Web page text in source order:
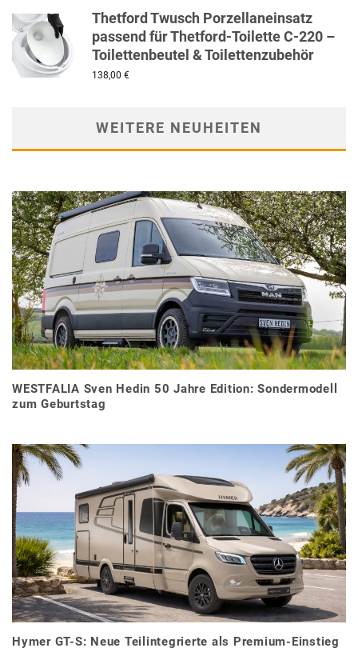
Thetford Twusch Porzellaneinsatz
passend für Thetford-Toilette C-220 –
Toilettenbeutel & Toilettenzubehör
138,00 €
WEITERE NEUHEITEN
WESTFALIA Sven Hedin 50 Jahre Edition: Sondermodell
zum Geburtstag
Hymer GT-S: Neue Teilintegrierte als Premium-Einstieg